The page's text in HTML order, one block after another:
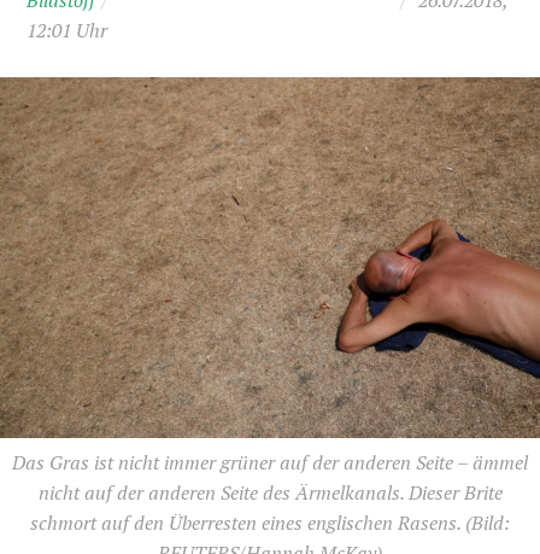
12:01 Uhr
Das Gras ist nicht immer grüner auf der anderen Seite – ämmel
nicht auf der anderen Seite des Ärmelkanals. Dieser Brite
schmort auf den Überresten eines englischen Rasens. (Bild: